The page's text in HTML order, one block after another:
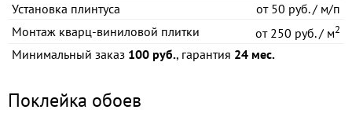
Установка плинтуса от50 руб. / м/п
Монтаж кварц-виниловой плитки
от250 руб. / м2
Минимальный заказ 100 руб., гарантия 24 мес.
Поклейка обоев